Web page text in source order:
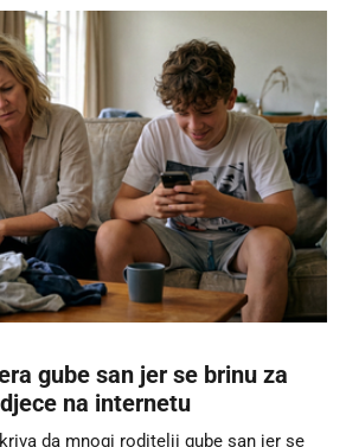
gube san jer se brinu za
na internetu
da mnogi roditelji gube san jer se